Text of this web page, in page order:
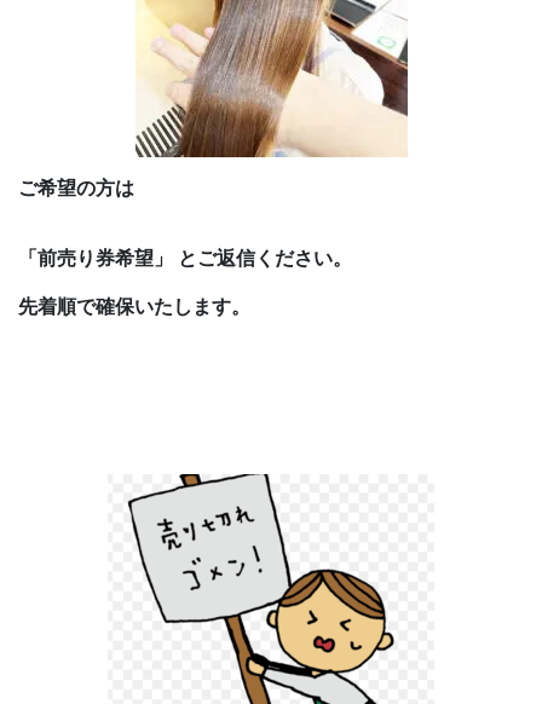
ご希望の方は
「前売り券希望」 とご返信ください。
先着順で確保いたします。